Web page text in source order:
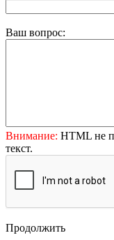
Ваш вопрос:
Внимание: HTML не
текст.
Продолжить